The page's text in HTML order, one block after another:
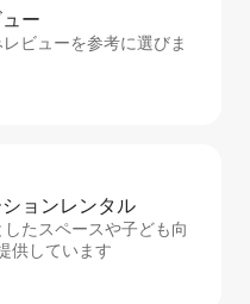
ー
ビューを参考に選びま
ョ⁠ンレ⁠ン⁠タ⁠ル
たスペースや子ども向
供しています